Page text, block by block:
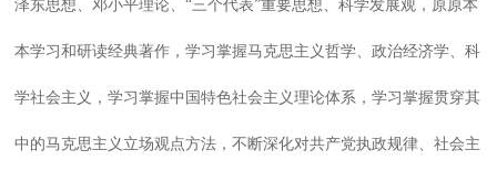
泽东思想、邓小平理论、“三个代表”重要思想、科学发展观，原原本
本学习和研读经典著作，学习掌握马克思主义哲学、政治经济学、科
学社会主义，学习掌握中国特色社会主义理论体系，学习掌握贯穿其
中的马克思主义立场观点方法，不断深化对共产党执政规律、社会主